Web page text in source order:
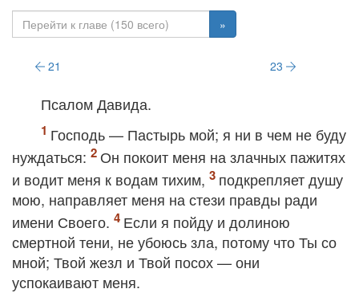
»
21 23
Псалом Давида.
Господь — Пастырь мой; я ни в чем не буду
нуждаться:
Он покоит меня на злачных пажитях
и водит меня к водам тихим,
подкрепляет душу
мою, направляет меня на стези правды ради
имени Своего.
Если я пойду и долиною
смертной тени, не убоюсь зла, потому что Ты со
мной; Твой жезл и Твой посох — они
успокаивают меня.